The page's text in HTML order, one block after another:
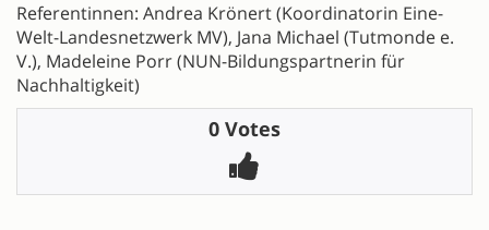
Referentinnen: Andrea Krönert (Koordinatorin Eine-
Welt-Landesnetzwerk MV), Jana Michael (Tutmonde e.
V.), Madeleine Porr (NUN-Bildungspartnerin für
Nachhaltigkeit)
0 Votes